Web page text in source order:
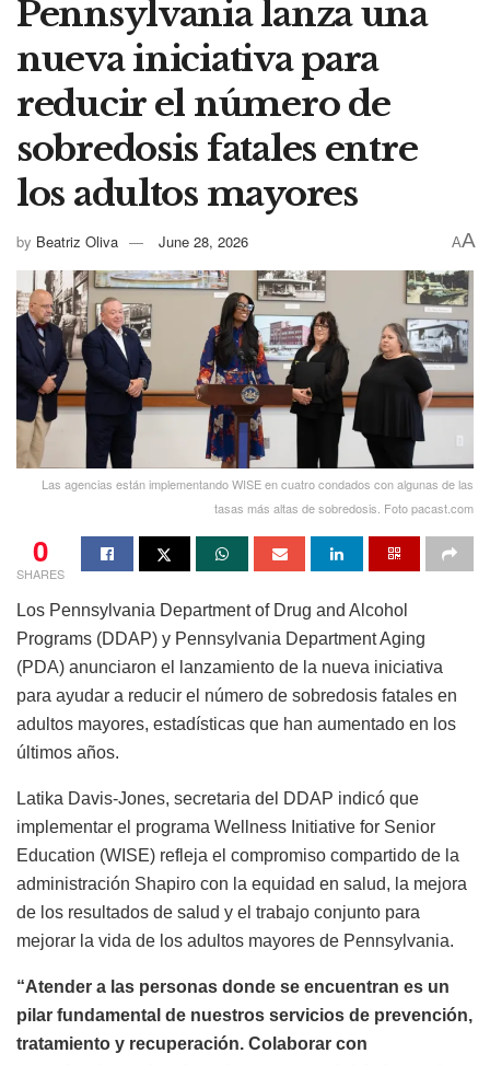
Pennsylvania lanza una
nueva iniciativa para
reducir el número de
sobredosis fatales entre
los adultos mayores
by Beatriz Oliva June 28, 2026 AA
Las agencias están implementando WISE en cuatro condados con algunas de las
tasas más altas de sobredosis. Foto pacast.com
0
SHARES
Los Pennsylvania Department of Drug and Alcohol
Programs (DDAP) y Pennsylvania Department Aging
(PDA) anunciaron el lanzamiento de la nueva iniciativa
para ayudar a reducir el número de sobredosis fatales en
adultos mayores, estadísticas que han aumentado en los
últimos años.
Latika Davis-Jones, secretaria del DDAP indicó que
implementar el programa Wellness Initiative for Senior
Education (WISE) refleja el compromiso compartido de la
administración Shapiro con la equidad en salud, la mejora
de los resultados de salud y el trabajo conjunto para
mejorar la vida de los adultos mayores de Pennsylvania.
“Atender a las personas donde se encuentran es un
pilar fundamental de nuestros servicios de prevención,
tratamiento y recuperación. Colaborar con